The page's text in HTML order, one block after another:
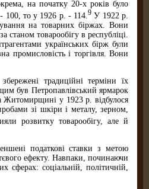
на початку 20-х років було
100, то у 1926 р. - 114.9 У 1922 р.
на товарних біржах. Вони
станом товарообігу в республіці.
українських бірж були
промисловість і торгівля. Вони
традиційні терміни їх
був Петропавлівський ярмарок
Житомирщині у 1923 р. відбулося
зі шкіри і металу, зерном,
розвитку товарообігу, але й
податкові ставки з метою
ефекту. Навпаки, починаючи
соціальній, політичній,